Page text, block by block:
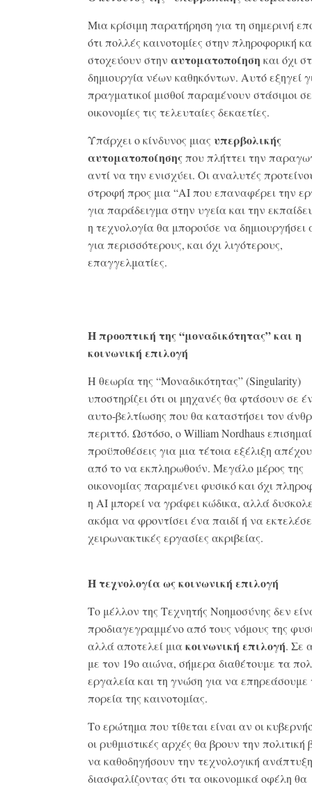
Μια κρίσιμη παρατήρηση για τη σημερινή
ότι πολλές καινοτομίες στην πληροφορική
στοχεύουν στην αυτοματοποίηση και όχι
δημιουργία νέων καθηκόντων. Αυτό εξηγεί
πραγματικοί μισθοί παραμένουν στάσιμοι
οικονομίες τις τελευταίες δεκαετίες.
Υπάρχει ο κίνδυνος μιας υπερβολικής
αυτοματοποίησηςπου πλήττει την
αντί να την ενισχύει. Οι αναλυτές
στροφή προς μια “AI που επαναφέρει την
για παράδειγμα στην υγεία και την
η τεχνολογία θα μπορούσε να δημιουργήσει
για περισσότερους, και όχι λιγότερους,
επαγγελματίες.
Η προοπτική της “μοναδικότητας” και η
κοινωνική επιλογή
Η θεωρία της “Μοναδικότητας” (Singularity)
υποστηρίζει ότι οι μηχανές θα φτάσουν σε
αυτο-βελτίωσης που θα καταστήσει τον
περιττό. Ωστόσο, ο William Nordhaus
προϋποθέσεις για μια τέτοια εξέλιξη
από το να εκπληρωθούν. Μεγάλο μέρος της
οικονομίας παραμένει φυσικό και όχι
η AI μπορεί να γράφει κώδικα, αλλά
ακόμα να φροντίσει ένα παιδί ή να
χειρωνακτικές εργασίες ακριβείας.
Η τεχνολογία ως κοινωνική επιλογή
Το μέλλον της Τεχνητής Νοημοσύνης δεν
προδιαγεγραμμένο από τους νόμους της
αλλά αποτελεί μιακοινωνική επιλογή. Σε
με τον 19ο αιώνα, σήμερα διαθέτουμε τα
εργαλεία και τη γνώση για να επηρεάσουμε
πορεία της καινοτομίας.
Το ερώτημα που τίθεται είναι αν οι
οι ρυθμιστικές αρχές θα βρουν την πολιτική
να καθοδηγήσουν την τεχνολογική
διασφαλίζοντας ότι τα οικονομικά οφέλη θα